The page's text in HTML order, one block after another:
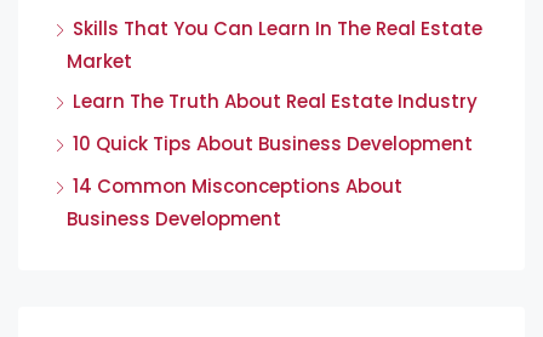
Skills That You Can Learn In The Real Estate
Market
Learn The Truth About Real Estate Industry
10 Quick Tips About Business Development
14 Common Misconceptions About
Business Development